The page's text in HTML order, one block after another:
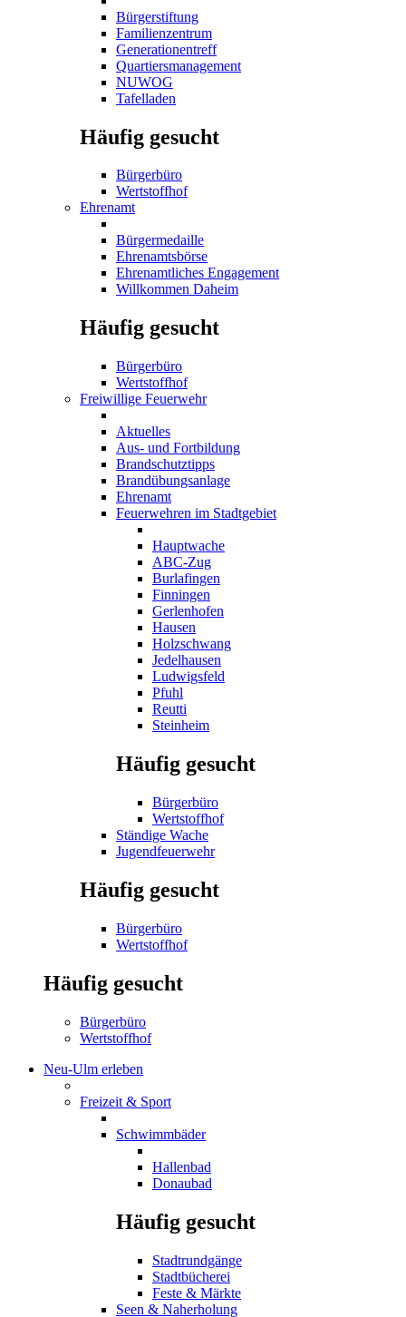
Bürgerstiftung
Familienzentrum
Generationentreff
Quartiersmanagement
NUWOG
Tafelladen
Häufig gesucht
Bürgerbüro
Wertstoffhof
Ehrenamt
Bürgermedaille
Ehrenamtsbörse
Ehrenamtliches Engagement
Willkommen Daheim
Häufig gesucht
Bürgerbüro
Wertstoffhof
Freiwillige Feuerwehr
Aktuelles
Aus- und Fortbildung
Brandschutztipps
Brandübungsanlage
Ehrenamt
Feuerwehren im Stadtgebiet
Hauptwache
ABC-Zug
Burlafingen
Finningen
Gerlenhofen
Hausen
Holzschwang
Jedelhausen
Ludwigsfeld
Pfuhl
Reutti
Steinheim
Häufig gesucht
Bürgerbüro
Wertstoffhof
Ständige Wache
Jugendfeuerwehr
Häufig gesucht
Bürgerbüro
Wertstoffhof
Häufig gesucht
Bürgerbüro
Wertstoffhof
Neu-Ulm erleben
Freizeit & Sport
Schwimmbäder
Hallenbad
Donaubad
Häufig gesucht
Stadtrundgänge
Stadtbücherei
Feste & Märkte
Seen & Naherholung